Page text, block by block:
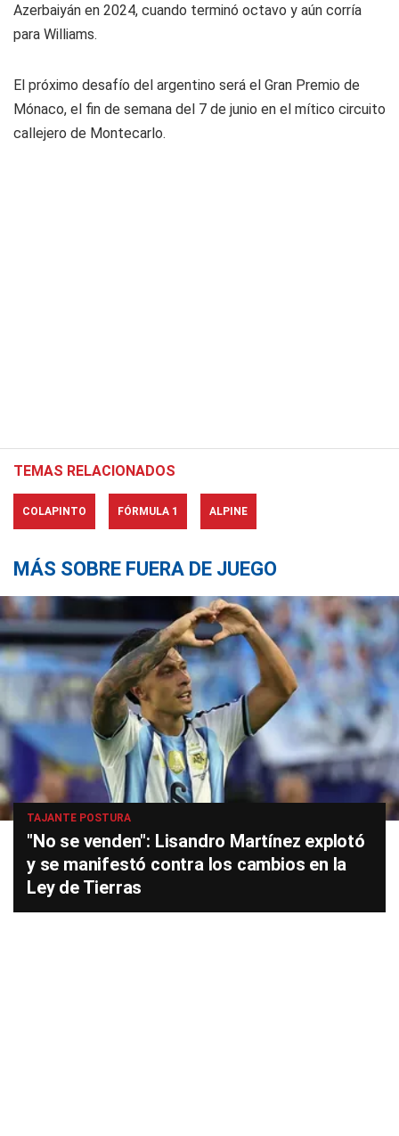
Azerbaiyán en 2024, cuando terminó octavo y aún corría
para Williams.
El próximo desafío del argentino será el Gran Premio de
Mónaco, el fin de semana del 7 de junio en el mítico circuito
callejero de Montecarlo.
TEMAS RELACIONADOS
COLAPINTO FÓRMULA 1 ALPINE
MÁS SOBRE FUERA DE JUEGO
TAJANTE POSTURA
"No se venden": Lisandro Martínez explotó
y se manifestó contra los cambios en la
Ley de Tierras